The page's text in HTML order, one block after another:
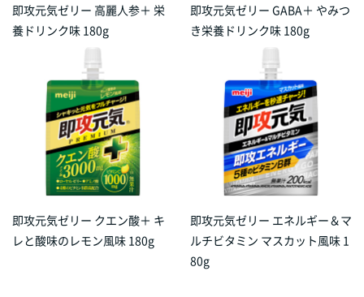
即攻元気ゼリー 高麗人参＋ 栄
養ドリンク味 180g
即攻元気ゼリー GABA＋ やみつ
き栄養ドリンク味 180g
即攻元気ゼリー クエン酸＋ キ
レと酸味のレモン風味 180g
即攻元気ゼリー エネルギー＆マ
ルチビタミン マスカット風味 1
80g